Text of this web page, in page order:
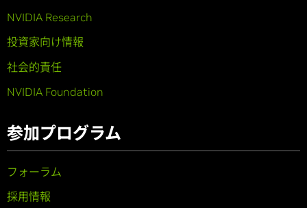
NVIDIA Research
投資家向け情報
社会的責任
NVIDIA Foundation
参加プログラム
フォーラム
採用情報